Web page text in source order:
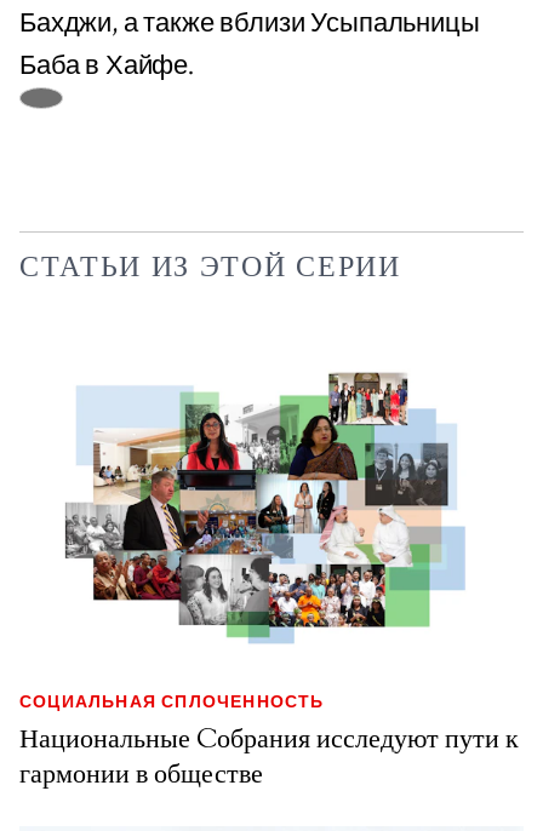
Бахджи, а также вблизи Усыпальницы
Баба в Хайфе.
СТАТЬИ ИЗ ЭТОЙ СЕРИИ
СОЦИАЛЬНАЯ СПЛОЧЕННОСТЬ
Национальные Cобрания исследуют пути к
гармонии в обществе